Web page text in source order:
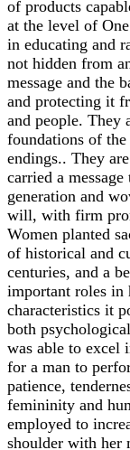
of products
at the level of
in educating and
not hidden from
message and the
and protecting it
and people. They
foundations of
endings.. They
carried a
generation and
will, with firm
Women planted
of historical and
centuries, and a
important roles in
characteristics it
both
was able to excel
for a man to
patience,
femininity and
employed to
shoulder with her